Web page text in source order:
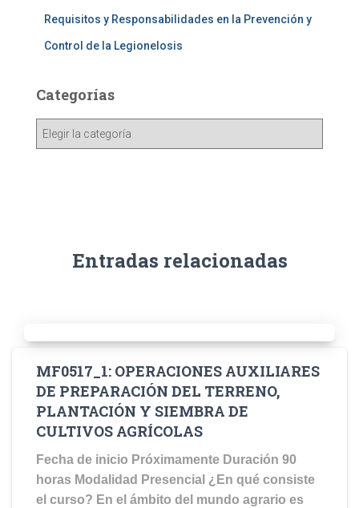
Requisitos y Responsabilidades en la Prevención y
Control de la Legionelosis
Categorías
Entradas relacionadas
MF0517_1: OPERACIONES AUXILIARES
DE PREPARACIÓN DEL TERRENO,
PLANTACIÓN Y SIEMBRA DE
CULTIVOS AGRÍCOLAS
Fecha de inicio Próximamente Duración 90
horas Modalidad Presencial ¿En qué consiste
el curso? En el ámbito del mundo agrario es